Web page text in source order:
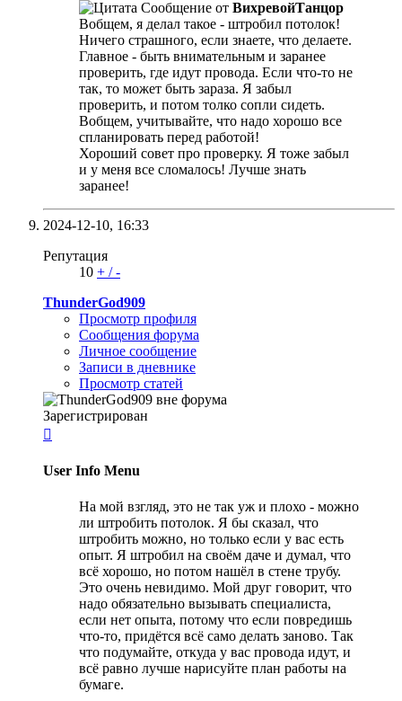
Сообщение от ВихревойТанцор
Вобщем, я делал такое - штробил потолок!
Ничего страшного, если знаете, что делаете.
Главное - быть внимательным и заранее
проверить, где идут провода. Если что-то не
так, то может быть зараза. Я забыл
проверить, и потом толко сопли сидеть.
Вобщем, учитывайте, что надо хорошо все
спланировать перед работой!
Хороший совет про проверку. Я тоже забыл
и у меня все сломалось! Лучше знать
заранее!
2024-12-10, 16:33
Репутация
10 + /-
ThunderGod909
Просмотр профиля
Сообщения форума
Личное сообщение
Записи в дневнике
Просмотр статей
Зарегистрирован

User Info Menu
На мой взгляд, это не так уж и плохо - можно
ли штробить потолок. Я бы сказал, что
штробить можно, но только если у вас есть
опыт. Я штробил на своём даче и думал, что
всё хорошо, но потом нашёл в стене трубу.
Это очень невидимо. Мой друг говорит, что
надо обязательно вызывать специалиста,
если нет опыта, потому что если повредишь
что-то, придётся всё само делать заново. Так
что подумайте, откуда у вас провода идут, и
всё равно лучше нарисуйте план работы на
бумаге.